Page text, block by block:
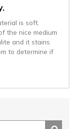
is soft.
the nice medium
and it stains
to determine if